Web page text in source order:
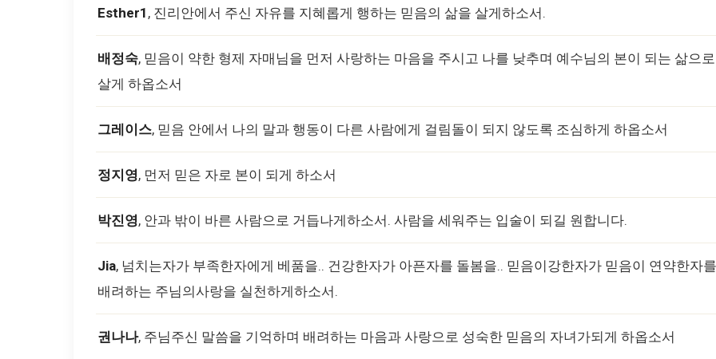
Esther1 , 진리안에서 주신 자유를 지혜롭게 행하는 믿음의 삶을 살게하소서.
배정숙, 믿음이 약한 형제 자매님을 먼저 사랑하는 마음을 주시고 나를 낮추며 예수님의 본이 되는 삶으로
살게 하옵소서
그레이스, 믿음 안에서 나의 말과 행동이 다른 사람에게 걸림돌이 되지 않도록 조심하게 하옵소서
정지영, 먼저 믿은 자로 본이 되게 하소서
박진영, 안과 밖이 바른 사람으로 거듭나게하소서. 사람을 세워주는 입술이 되길 원합니다.
Jia, 넘치는자가 부족한자에게 베품을.. 건강한자가 아픈자를 돌봄을.. 믿음이강한자가 믿음이 연약한자를
배려하는 주님의사랑을 실천하게하소서.
권나나, 주님주신 말씀을 기억하며 배려하는 마음과 사랑으로 성숙한 믿음의 자녀가되게 하옵소서